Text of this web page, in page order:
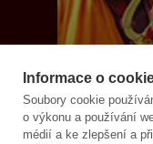
Informace o
Soubory cookie
o výkonu a používání
médií a ke zlepšení a